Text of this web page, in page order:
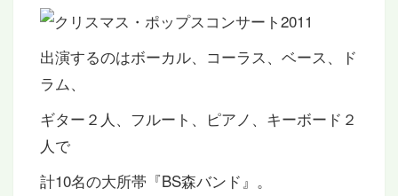
出演するのはボーカル、コーラス、ベース、ド
ラム、
ギター２人、フルート、ピアノ、キーボード２
人で
計10名の大所帯『BS森バンド』。